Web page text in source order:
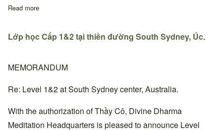
Read more
Lớp học Cấp 1&2 tại thiền đường South Sydney, Úc.
MEMORANDUM
Re: Level 1&2 at South Sydney center, Australia.
With the authorization of Thầy Cô, Divine Dharma
Meditation Headquarters is pleased to announce Level